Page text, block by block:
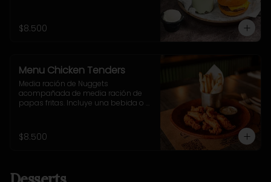
$8.500
Menu Chicken Tenders
Media ración de Nuggets
acompañada de media ración de
papas fritas. Incluye una bebida o
$8.500